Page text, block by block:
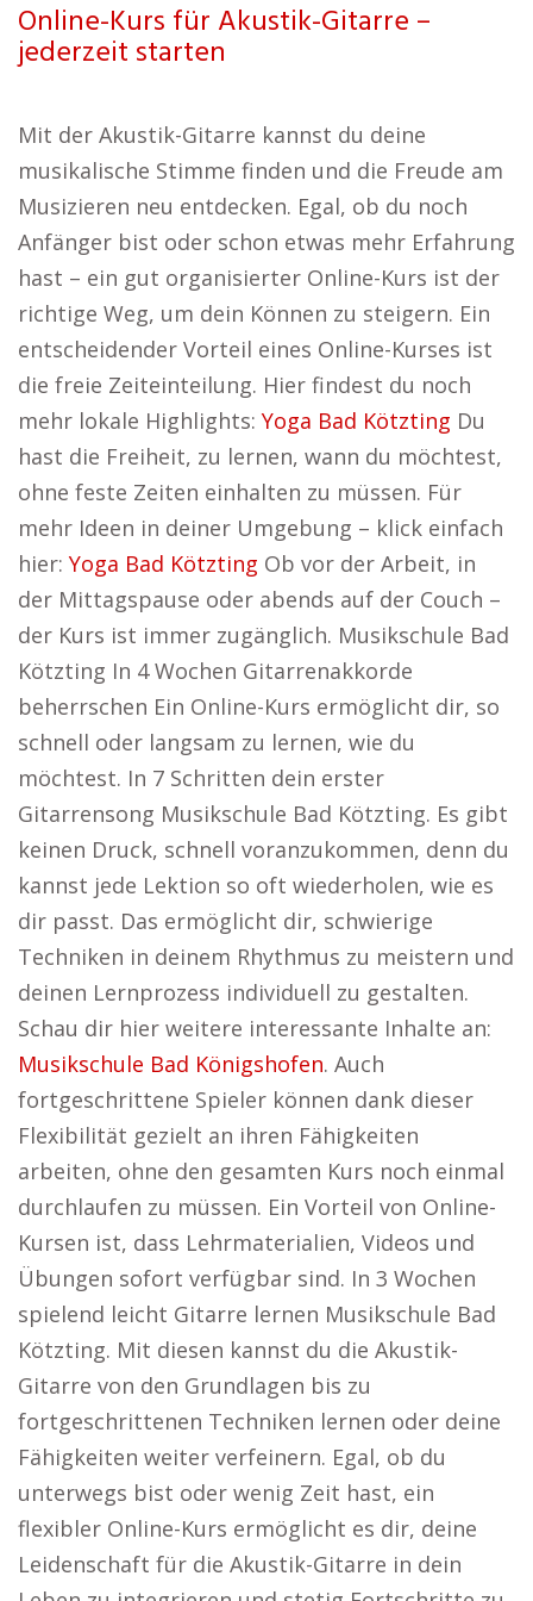
Online-Kurs für Akustik-Gitarre –
jederzeit starten
Mit der Akustik-Gitarre kannst du deine
musikalische Stimme finden und die Freude am
Musizieren neu entdecken. Egal, ob du noch
Anfänger bist oder schon etwas mehr Erfahrung
hast – ein gut organisierter Online-Kurs ist der
richtige Weg, um dein Können zu steigern. Ein
entscheidender Vorteil eines Online-Kurses ist
die freie Zeiteinteilung. Hier findest du noch
mehr lokale Highlights: Yoga Bad Kötzting Du
hast die Freiheit, zu lernen, wann du möchtest,
ohne feste Zeiten einhalten zu müssen. Für
mehr Ideen in deiner Umgebung – klick einfach
hier: Yoga Bad Kötzting Ob vor der Arbeit, in
der Mittagspause oder abends auf der Couch –
der Kurs ist immer zugänglich. Musikschule Bad
Kötzting In 4 Wochen Gitarrenakkorde
beherrschen Ein Online-Kurs ermöglicht dir, so
schnell oder langsam zu lernen, wie du
möchtest. In 7 Schritten dein erster
Gitarrensong Musikschule Bad Kötzting. Es gibt
keinen Druck, schnell voranzukommen, denn du
kannst jede Lektion so oft wiederholen, wie es
dir passt. Das ermöglicht dir, schwierige
Techniken in deinem Rhythmus zu meistern und
deinen Lernprozess individuell zu gestalten.
Schau dir hier weitere interessante Inhalte an:
Musikschule Bad Königshofen. Auch
fortgeschrittene Spieler können dank dieser
Flexibilität gezielt an ihren Fähigkeiten
arbeiten, ohne den gesamten Kurs noch einmal
durchlaufen zu müssen. Ein Vorteil von Online-
Kursen ist, dass Lehrmaterialien, Videos und
Übungen sofort verfügbar sind. In 3 Wochen
spielend leicht Gitarre lernen Musikschule Bad
Kötzting. Mit diesen kannst du die Akustik-
Gitarre von den Grundlagen bis zu
fortgeschrittenen Techniken lernen oder deine
Fähigkeiten weiter verfeinern. Egal, ob du
unterwegs bist oder wenig Zeit hast, ein
flexibler Online-Kurs ermöglicht es dir, deine
Leidenschaft für die Akustik-Gitarre in dein